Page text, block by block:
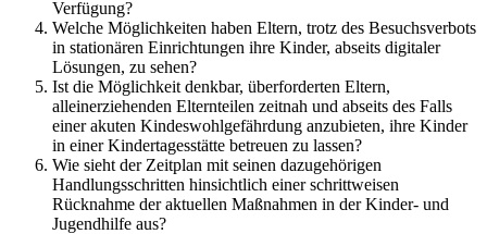
Verfügung?
Welche Möglichkeiten haben Eltern, trotz des Besuchsverbots
in stationären Einrichtungen ihre Kinder, abseits digitaler
Lösungen, zu sehen?
Ist die Möglichkeit denkbar, überforderten Eltern,
alleinerziehenden Elternteilen zeitnah und abseits des Falls
einer akuten Kindeswohlgefährdung anzubieten, ihre Kinder
in einer Kindertagesstätte betreuen zu lassen?
Wie sieht der Zeitplan mit seinen dazugehörigen
Handlungsschritten hinsichtlich einer schrittweisen
Rücknahme der aktuellen Maßnahmen in der Kinder- und
Jugendhilfe aus?